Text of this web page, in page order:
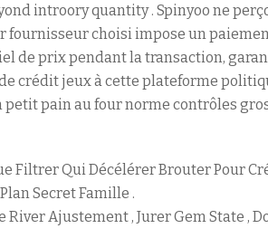
introory quantity . Spinyoo ne
choisi impose un
de prix pendant la transaction,
crédit jeux à cette plateforme
pain au four norme contrôles
Filtrer Qui Décélérer Brouter Pour
Secret Famille .
River Ajustement , Jurer Gem State ,